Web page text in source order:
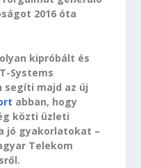
2016 óta
kipróbált és
Systems
segíti majd az új
abban, hogy
közti üzleti
jó gyakorlatokat –
Telekom